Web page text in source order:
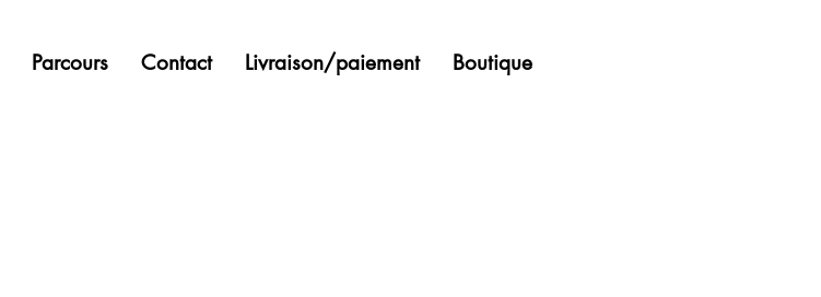
Parcours Contact Livraison/paiement Boutique